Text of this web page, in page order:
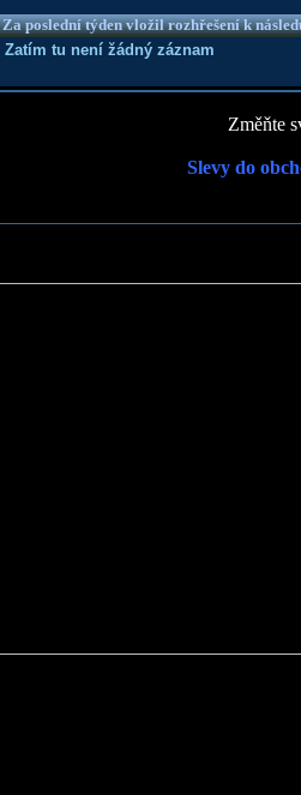
Za poslední týden vložil rozhřešení k
Zatím tu není žádný záznam
Změňte
Slevy do